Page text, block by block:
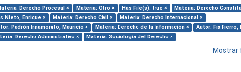
Derecho Procesal × Materia: Otro × Has File(s): true ×
Materia: Derecho
Nieto, Enrique × Materia: Derecho Civil ×
Materia: Derecho Internacional ×
Padrón Innamorato, Mauricio × Materia: Derecho de la Información ×
Autor: Fix Fierro,
Derecho Administrativo × Materia: Sociología del Derecho ×
Mostrar